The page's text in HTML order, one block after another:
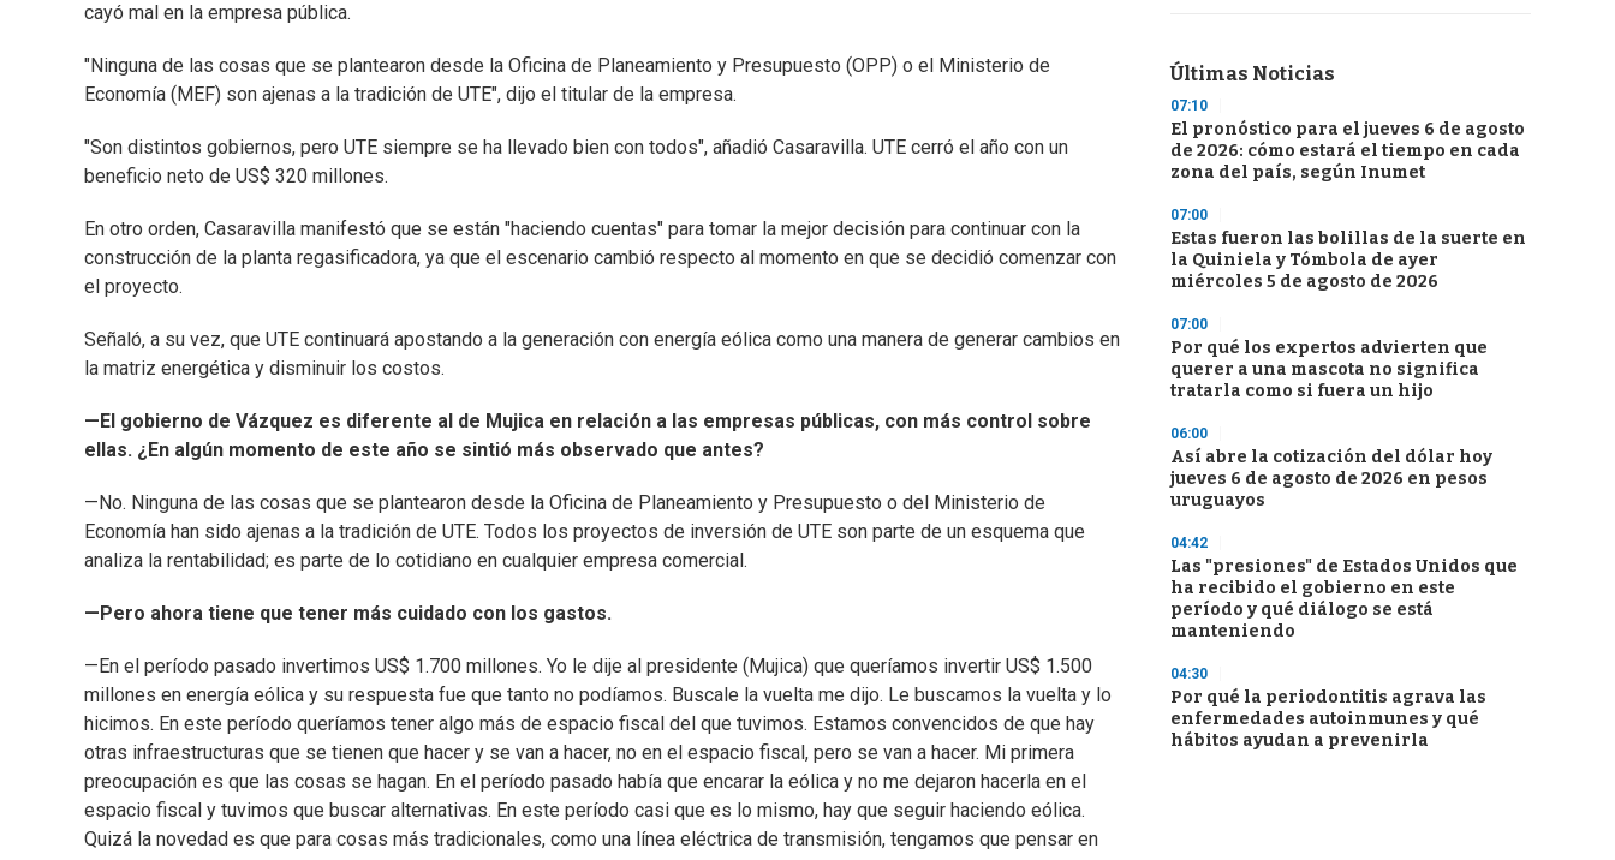
cayó mal en la empresa pública.
"Ninguna de las cosas que se plantearon desde la Oficina de Planeamiento y Presupuesto (OPP) o el Ministerio de
Economía (MEF) son ajenas a la tradición de UTE", dijo el titular de la empresa.
"Son distintos gobiernos, pero UTE siempre se ha llevado bien con todos", añadió Casaravilla. UTE cerró el año con un
beneficio neto de US$ 320 millones.
En otro orden, Casaravilla manifestó que se están "haciendo cuentas" para tomar la mejor decisión para continuar con la
construcción de la planta regasificadora, ya que el escenario cambió respecto al momento en que se decidió comenzar con
el proyecto.
Señaló, a su vez, que UTE continuará apostando a la generación con energía eólica como una manera de generar cambios en
la matriz energética y disminuir los costos.
—El gobierno de Vázquez es diferente al de Mujica en relación a las empresas públicas, con más control sobre
ellas. ¿En algún momento de este año se sintió más observado que antes?
—No. Ninguna de las cosas que se plantearon desde la Oficina de Planeamiento y Presupuesto o del Ministerio de
Economía han sido ajenas a la tradición de UTE. Todos los proyectos de inversión de UTE son parte de un esquema que
analiza la rentabilidad; es parte de lo cotidiano en cualquier empresa comercial.
—Pero ahora tiene que tener más cuidado con los gastos.
—En el período pasado invertimos US$ 1.700 millones. Yo le dije al presidente (Mujica) que queríamos invertir US$ 1.500
millones en energía eólica y su respuesta fue que tanto no podíamos. Buscale la vuelta me dijo. Le buscamos la vuelta y lo
hicimos. En este período queríamos tener algo más de espacio fiscal del que tuvimos. Estamos convencidos de que hay
otras infraestructuras que se tienen que hacer y se van a hacer, no en el espacio fiscal, pero se van a hacer. Mi primera
preocupación es que las cosas se hagan. En el período pasado había que encarar la eólica y no me dejaron hacerla en el
espacio fiscal y tuvimos que buscar alternativas. En este período casi que es lo mismo, hay que seguir haciendo eólica.
Quizá la novedad es que para cosas más tradicionales, como una línea eléctrica de transmisión, tengamos que pensar en
Últimas Noticias
07:10
El pronóstico para el jueves 6 de agosto
de 2026: cómo estará el tiempo en cada
zona del país, según Inumet
07:00
Estas fueron las bolillas de la suerte en
la Quiniela y Tómbola de ayer
miércoles 5 de agosto de 2026
07:00
Por qué los expertos advierten que
querer a una mascota no significa
tratarla como si fuera un hijo
06:00
Así abre la cotización del dólar hoy
jueves 6 de agosto de 2026 en pesos
uruguayos
04:42
Las "presiones" de Estados Unidos que
ha recibido el gobierno en este
período y qué diálogo se está
manteniendo
04:30
Por qué la periodontitis agrava las
enfermedades autoinmunes y qué
hábitos ayudan a prevenirla